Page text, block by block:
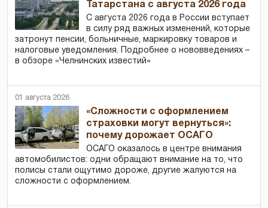
Татарстана с августа 2026 года
С августа 2026 года в России вступает
в силу ряд важных изменений, которые
затронут пенсии, больничные, маркировку товаров и
налоговые уведомления. Подробнее о нововведениях –
в обзоре «Челнинских известий»
01 августа 2026
«Сложности с оформлением
страховки могут вернуться»:
почему дорожает ОСАГО
ОСАГО оказалось в центре внимания
автомобилистов: одни обращают внимание на то, что
полисы стали ощутимо дороже, другие жалуются на
сложности с оформлением.